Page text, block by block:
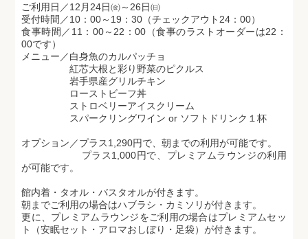
ご利用日／12月24日㈮～26日㈰
受付時間／10：00～19：30（チェックアウト24：00）
食事時間／11：00～22：00（食事のラストオーダーは22：
00です）
メニュー／白身魚のカルパッチョ
紅芯大根と彩り野菜のピクルス
岩手県産グリルチキン
ローストビーフ丼
ストロベリーアイスクリーム
スパークリングワイン or ソフトドリンク１杯
オプション／プラス1,290円で、朝までの利用が可能です。
プラス1,000円で、プレミアムラウンジの利用
が可能です。
館内着・タオル・バスタオルが付きます。
朝までご利用の場合はハブラシ・カミソリが付きます。
更に、プレミアムラウンジをご利用の場合はプレミアムセッ
ト（安眠セット・アロマおしぼり・足袋）が付きます。